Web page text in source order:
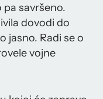
savršeno.
dovodi do
jasno. Radi se o
vojne